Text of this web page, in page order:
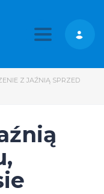
Toggle
Z JAŹNIĄ SPRZED